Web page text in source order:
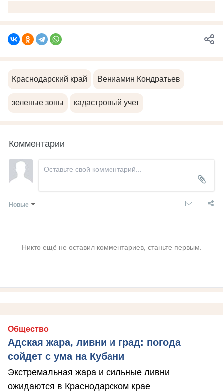
Краснодарский край Вениамин Кондратьев
зеленые зоны кадастровый учет
Комментарии
Новые
Никто ещё не оставил комментариев, станьте первым.
Общество
Адская жара, ливни и град: погода
сойдет с ума на Кубани
Экстремальная жара и сильные ливни
ожидаются в Краснодарском крае